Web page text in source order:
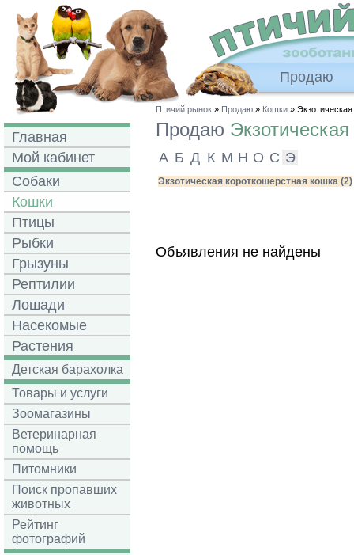
Продаю
Главная
Мой кабинет
Собаки
Кошки
Птицы
Рыбки
Грызуны
Рептилии
Лошади
Насекомые
Растения
Детская барахолка
Товары и услуги
Зоомагазины
Ветеринарная
помощь
Питомники
Поиск пропавших
животных
Рейтинг
фотографий
Птичий рынок » Продаю » Кошки »
Продаю
А Б Д К М Н О С Э
Экзотическая короткошерстная кошка (2)
Объявления не найдены